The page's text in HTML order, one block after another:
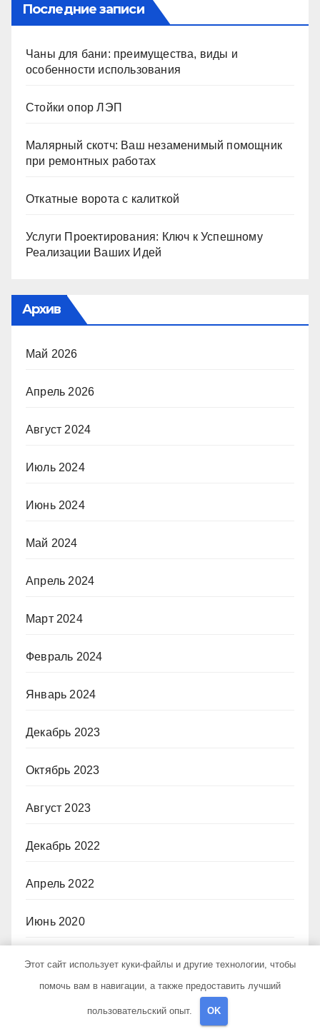
Последние записи
Чаны для бани: преимущества, виды и
особенности использования
Стойки опор ЛЭП
Малярный скотч: Ваш незаменимый помощник
при ремонтных работах
Откатные ворота с калиткой
Услуги Проектирования: Ключ к Успешному
Реализации Ваших Идей
Архив
Май 2026
Апрель 2026
Август 2024
Июль 2024
Июнь 2024
Май 2024
Апрель 2024
Март 2024
Февраль 2024
Январь 2024
Декабрь 2023
Октябрь 2023
Август 2023
Декабрь 2022
Апрель 2022
Июнь 2020
Май 2020
Этот сайт использует куки-файлы и другие технологии, чтобы
помочь вам в навигации, а также предоставить лучший
пользовательский опыт. OK